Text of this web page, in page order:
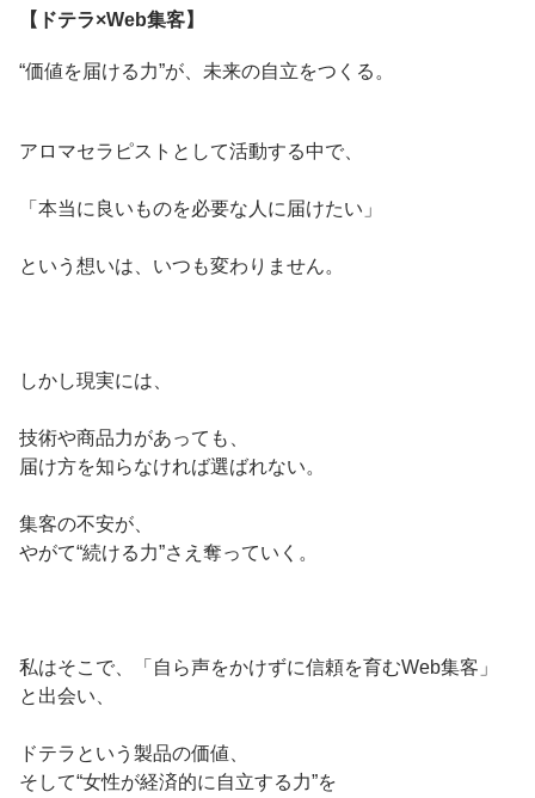
【ドテラ×Web集客】
“価値を届ける力”が、未来の自立をつくる。
アロマセラピストとして活動する中で、
「本当に良いものを必要な人に届けたい」
という想いは、いつも変わりません。
しかし現実には、
技術や商品力があっても、
届け方を知らなければ選ばれない。
集客の不安が、
やがて“続ける力”さえ奪っていく。
私はそこで、「自ら声をかけずに信頼を育むWeb集客」
と出会い、
ドテラという製品の価値、
そして“女性が経済的に自立する力”を